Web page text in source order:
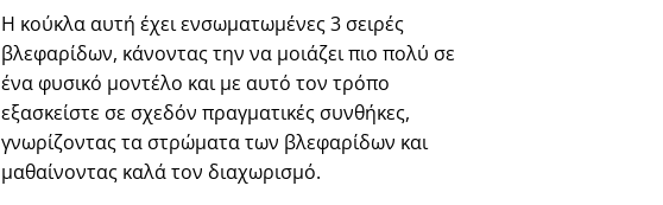
Η κούκλα αυτή έχει ενσωματωμένες 3 σειρές
βλεφαρίδων, κάνοντας την να μοιάζει πιο πολύ σε
ένα φυσικό μοντέλο και με αυτό τον τρόπο
εξασκείστε σε σχεδόν πραγματικές συνθήκες,
γνωρίζοντας τα στρώματα των βλεφαρίδων και
μαθαίνοντας καλά τον διαχωρισμό.